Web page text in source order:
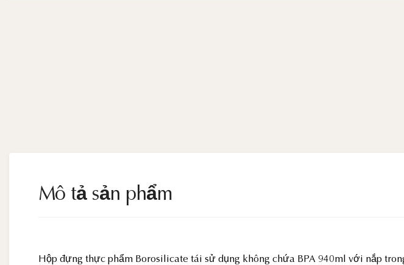
Mô tả sản phẩm
Hộp đựng thực phẩm Borosilicate tái sử dụng không chứa BPA 940ml với nắp